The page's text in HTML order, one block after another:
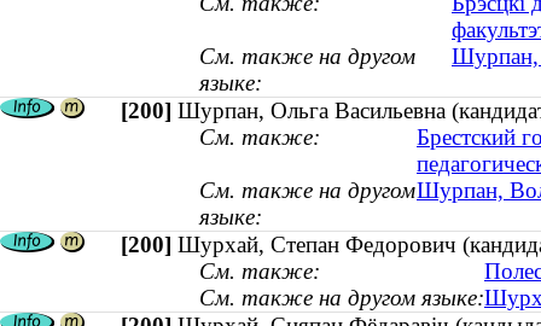
См. также на другом
языке:
Шурпан,
[200] Шурпан, Ольга Васильевна
См. также:
Брестский
См. также на другом
языке:
Шурпан,
[200] Шурхай, Степан Федорович
См. также:
См. также на другом языке: